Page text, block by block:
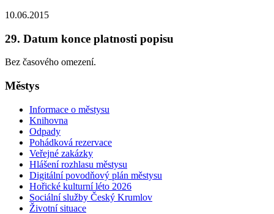
10.06.2015
29. Datum konce platnosti popisu
Bez časového omezení.
Městys
Informace o městysu
Knihovna
Odpady
Pohádková rezervace
Veřejné zakázky
Hlášení rozhlasu městysu
Digitální povodňový plán městysu
Hořické kulturní léto 2026
Sociální služby Český Krumlov
Životní situace